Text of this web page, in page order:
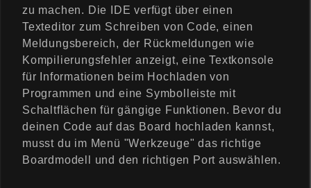
zu machen. Die IDE verfügt über einen
Texteditor zum Schreiben von Code, einen
Meldungsbereich, der Rückmeldungen wie
Kompilierungsfehler anzeigt, eine Textkonsole
für Informationen beim Hochladen von
Programmen und eine Symbolleiste mit
Schaltflächen für gängige Funktionen. Bevor du
deinen Code auf das Board hochladen kannst,
musst du im Menü "Werkzeuge" das richtige
Boardmodell und den richtigen Port auswählen.